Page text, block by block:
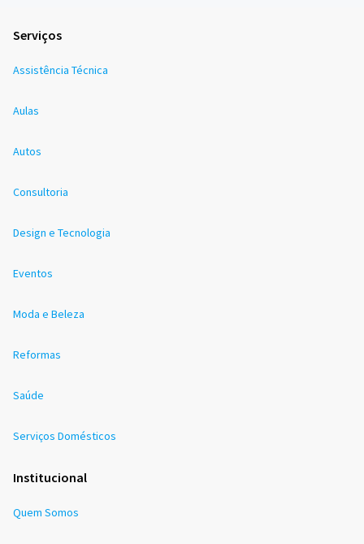
Serviços
Assistência Técnica
Aulas
Autos
Consultoria
Design e Tecnologia
Eventos
Moda e Beleza
Reformas
Saúde
Serviços Domésticos
Institucional
Quem Somos